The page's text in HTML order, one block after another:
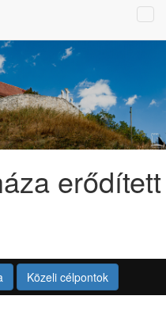
erődített
Közeli célpontok